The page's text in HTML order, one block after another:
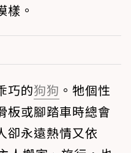
樣。
巧的狗狗 。牠個性
板或腳踏車時總會
卻永遠熱情又依